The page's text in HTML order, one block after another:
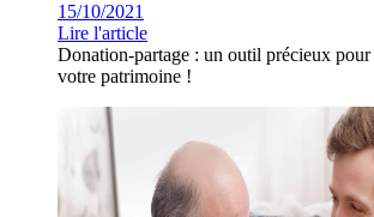
15/10/2021
Lire l'article
Donation-partage : un outil précieux pour
votre patrimoine !